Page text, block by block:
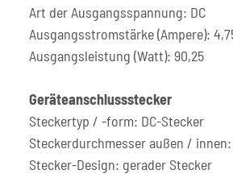
Art der Ausgangsspannung: DC
Ausgangsstromstärke (Ampere):
Ausgangsleistung (Watt): 90,25
Geräteanschlussstecker
Steckertyp / -form: DC-Stecker
Steckerdurchmesser außen /
Stecker-Design: gerader Stecker